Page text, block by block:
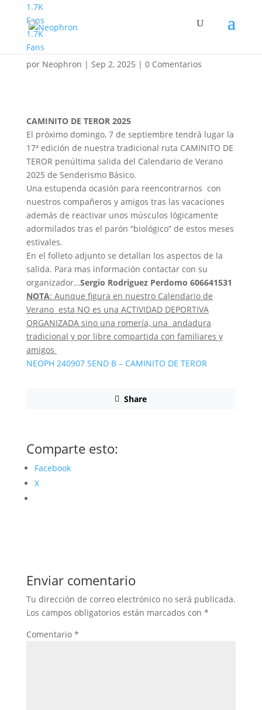
1.7K
Fans
1.7K
Fans
Caminito de Teror
por Neophron | Sep 2, 2025 | 0 Comentarios
CAMINITO DE TEROR 2025
El próximo domingo, 7 de septiembre tendrá lugar la
17ª edición de nuestra tradicional ruta CAMINITO DE
TEROR penúltima salida del Calendario de Verano
2025 de Senderismo Básico.
Una estupenda ocasión para reencontrarnos con
nuestros compañeros y amigos tras las vacaciones
además de reactivar unos músculos lógicamente
adormilados tras el parón “biológico” de estos meses
estivales.
En el folleto adjunto se detallan los aspectos de la
salida. Para mas información contactar con su
organizador…Sergio Rodriguez Perdomo 606641531
NOTA: Aunque figura en nuestro Calendario de
Verano esta NO es una ACTIVIDAD DEPORTIVA
ORGANIZADA sino una romería, una andadura
tradicional y por libre compartida con familiares y
amigos
NEOPH 240907 SEND B – CAMINITO DE TEROR
Share
Comparte esto:
Facebook
X
Enviar comentario
Tu dirección de correo electrónico no será publicada.
Los campos obligatorios están marcados con *
Comentario *